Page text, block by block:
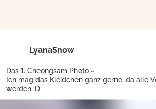
LyanaSnow
Das 1. Cheongsam Photo ~
Ich mag das Kleidchen ganz gerne, da alle
werden :D